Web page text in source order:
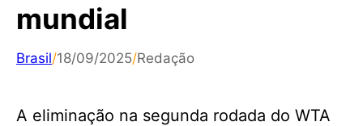
mundial
Brasil/18/09/2025/Redação
A eliminação na segunda rodada do WTA